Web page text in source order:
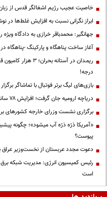
خاصیت عجیب رژیم اشغالگر قدس از
ابراز نگرانی نسبت به افزایش غلط‌ها در
جهانگیر: محمدباقر خرازی به دادگاه
آغاز ساخت پناهگاه و پارکینگ -پناهگاه
درجه!
بازی‌های لیگ برتر فوتبال با تماشاگر
دریاچه ارومیه جان گرفت؛ افزایش ۷۸ سانتی‌متری تراز
برگزاری نشست وزرای خارجه کشورهای
«آمریکا ذرّه ذرّه آب میشود»؛ چگونه
پیوست؟
دعوت مجدد عربستان از نخست‌وزیر عراق
رئیس کمیسیون انرژی: مدیریت شبکه
است